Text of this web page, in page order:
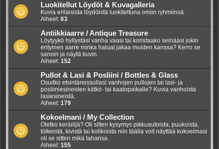
Luokitellut Löydöt & Kuvagalleria
Kuvia erilaisista löydöistä luokiteltuna omiin ryhmiinsä.
Aiheet: 63
Antiikkiaarre / Antique Treasure
Löytyykö hyllystäsi vanha vaasi tai koristaako seinääsi jokin
erityinen aarre minka haluat jakaa muiden kanssa? Kerro se
sanoin ja näytä kuvin.
Aiheet: 152
Pullot & Lasi & Posliini / Bottles & Glass
Osuitko etsintäreissullasi vanhojen pullojen tai lasi- ja
posliiniesineiden kätkö- tai kaatopaikalle? Kuvia vanhoista
lasiesineistä.
Aiheet: 179
Kokoelmani / My Collection
Oletko keräilijä? Oli sitten kysymys pikkuautoista, puukoista,
tölkeistä, kivistä tai kolikoista niin täälla voit näyttää kokoelmasi
oli se sitten mikä tahansa.
Aiheet: 155